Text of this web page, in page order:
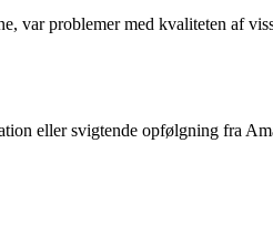
var problemer med kvaliteten af
eller svigtende opfølgning fra